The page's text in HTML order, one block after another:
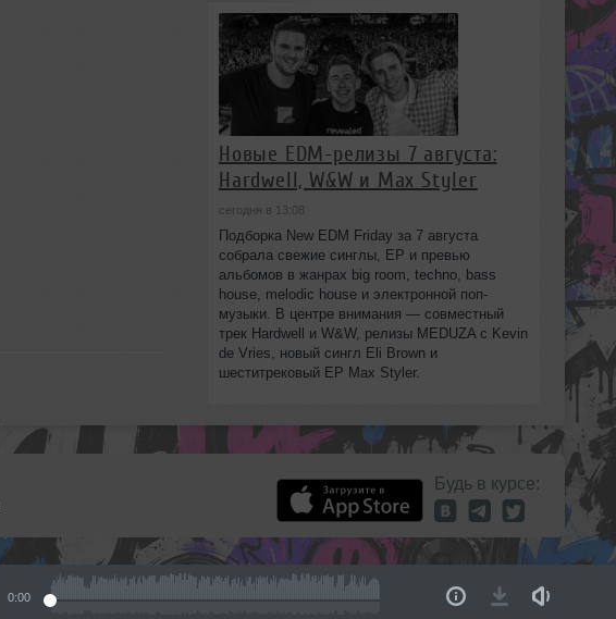
0:00
Новые EDM-релизы 7 августа:
Hardwell, W&W и Max Styler
сегодня в 13:08
Подборка New EDM Friday за 7 августа
собрала свежие синглы, EP и превью
альбомов в жанрах big room, techno, bass
house, melodic house и электронной поп-
музыки. В центре внимания — совместный
трек Hardwell и W&W, релизы MEDUZA с Kevin
de Vries, новый сингл Eli Brown и
шеститрековый EP Max Styler.
Будь в курсе: